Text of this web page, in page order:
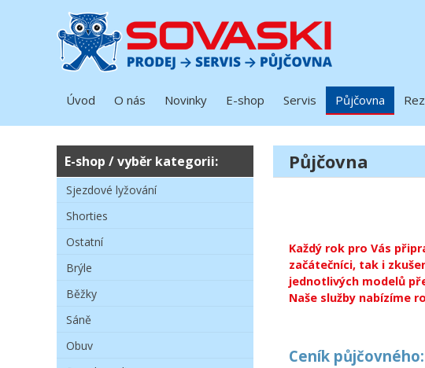
Úvod O nás Novinky E-shop Servis Půjčovna
Půjčovna
Každý rok pro Vás
začátečníci, tak i
jednotlivých modelů
Naše služby nabízíme
Ceník půjčovného:
E-shop / vyběr kategorii:
Sjezdové lyžování
Shorties
Ostatní
Brýle
Běžky
Sáně
Obuv